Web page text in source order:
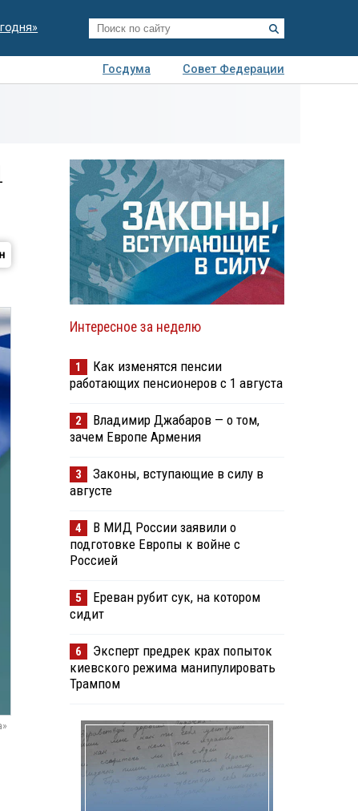
Госдума
Совет Федерации
Интересное за неделю
1
Как изменятся пенсии
работающих пенсионеров с 1 августа
2
Владимир Джабаров — о том,
зачем Европе Армения
3
Законы, вступающие в силу в
августе
4
В МИД России заявили о
подготовке Европы к войне с
Россией
5
Ереван рубит сук, на котором
сидит
6
Эксперт предрек крах попыток
киевского режима манипулировать
Трампом